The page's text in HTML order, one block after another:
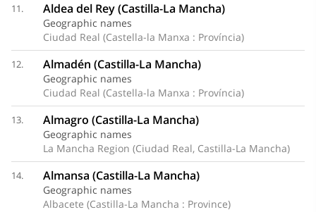
11. Aldea del Rey (Castilla-La Mancha)
Geographic names
Ciudad Real (Castella-la Manxa : Província)
12. Almadén (Castilla-La Mancha)
Geographic names
Ciudad Real (Castella-la Manxa : Província)
13. Almagro (Castilla-La Mancha)
Geographic names
La Mancha Region (Ciudad Real, Castilla-La Mancha)
14. Almansa (Castilla-La Mancha)
Geographic names
Albacete (Castilla-La Mancha : Province)